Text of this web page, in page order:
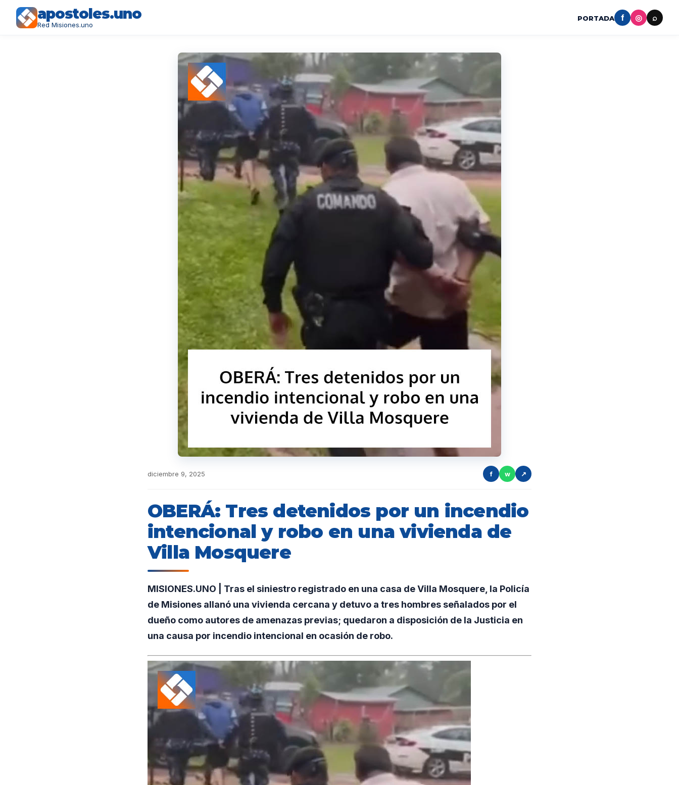
apostoles.uno
Red Misiones.uno
PORTADA f ◎ ⌕
diciembre 9, 2025 f w ↗
OBERÁ: Tres detenidos por un incendio
intencional y robo en una vivienda de
Villa Mosquere
MISIONES.UNO | Tras el siniestro registrado en una casa de Villa Mosquere, la Policía
de Misiones allanó una vivienda cercana y detuvo a tres hombres señalados por el
dueño como autores de amenazas previas; quedaron a disposición de la Justicia en
una causa por incendio intencional en ocasión de robo.